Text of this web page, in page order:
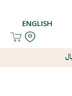
ENGLISH